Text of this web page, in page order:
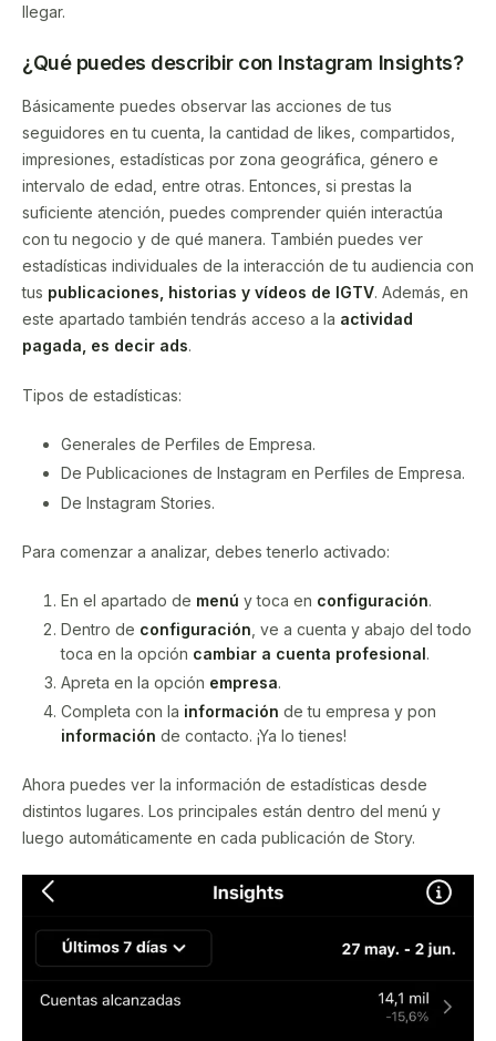
llegar.
¿Qué puedes describir con Instagram Insights?
Básicamente puedes observar las acciones de tus
seguidores en tu cuenta, la cantidad de likes, compartidos,
impresiones, estadísticas por zona geográfica, género e
intervalo de edad, entre otras. Entonces, si prestas la
suficiente atención, puedes comprender quién interactúa
con tu negocio y de qué manera. También puedes ver
estadísticas individuales de la interacción de tu audiencia con
tus publicaciones, historias y vídeos de IGTV. Además, en
este apartado también tendrás acceso a la actividad
pagada, es decir ads.
Tipos de estadísticas:
Generales de Perfiles de Empresa.
De Publicaciones de Instagram en Perfiles de Empresa.
De Instagram Stories.
Para comenzar a analizar, debes tenerlo activado:
En el apartado de menú y toca en configuración.
Dentro de configuración , ve a cuenta y abajo del todo
toca en la opción cambiar a cuenta profesional.
Apreta en la opción empresa.
Completa con la información de tu empresa y pon
información de contacto. ¡Ya lo tienes!
Ahora puedes ver la información de estadísticas desde
distintos lugares. Los principales están dentro del menú y
luego automáticamente en cada publicación de Story.